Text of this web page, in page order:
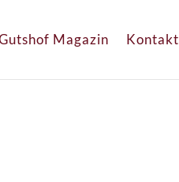
Magazin Kontakt